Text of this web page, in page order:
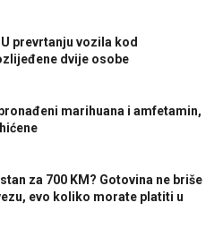
prevrtanju vozila kod
dvije osobe
marihuana i amfetamin,
za 700 KM? Gotovina ne briše
evo koliko morate platiti u